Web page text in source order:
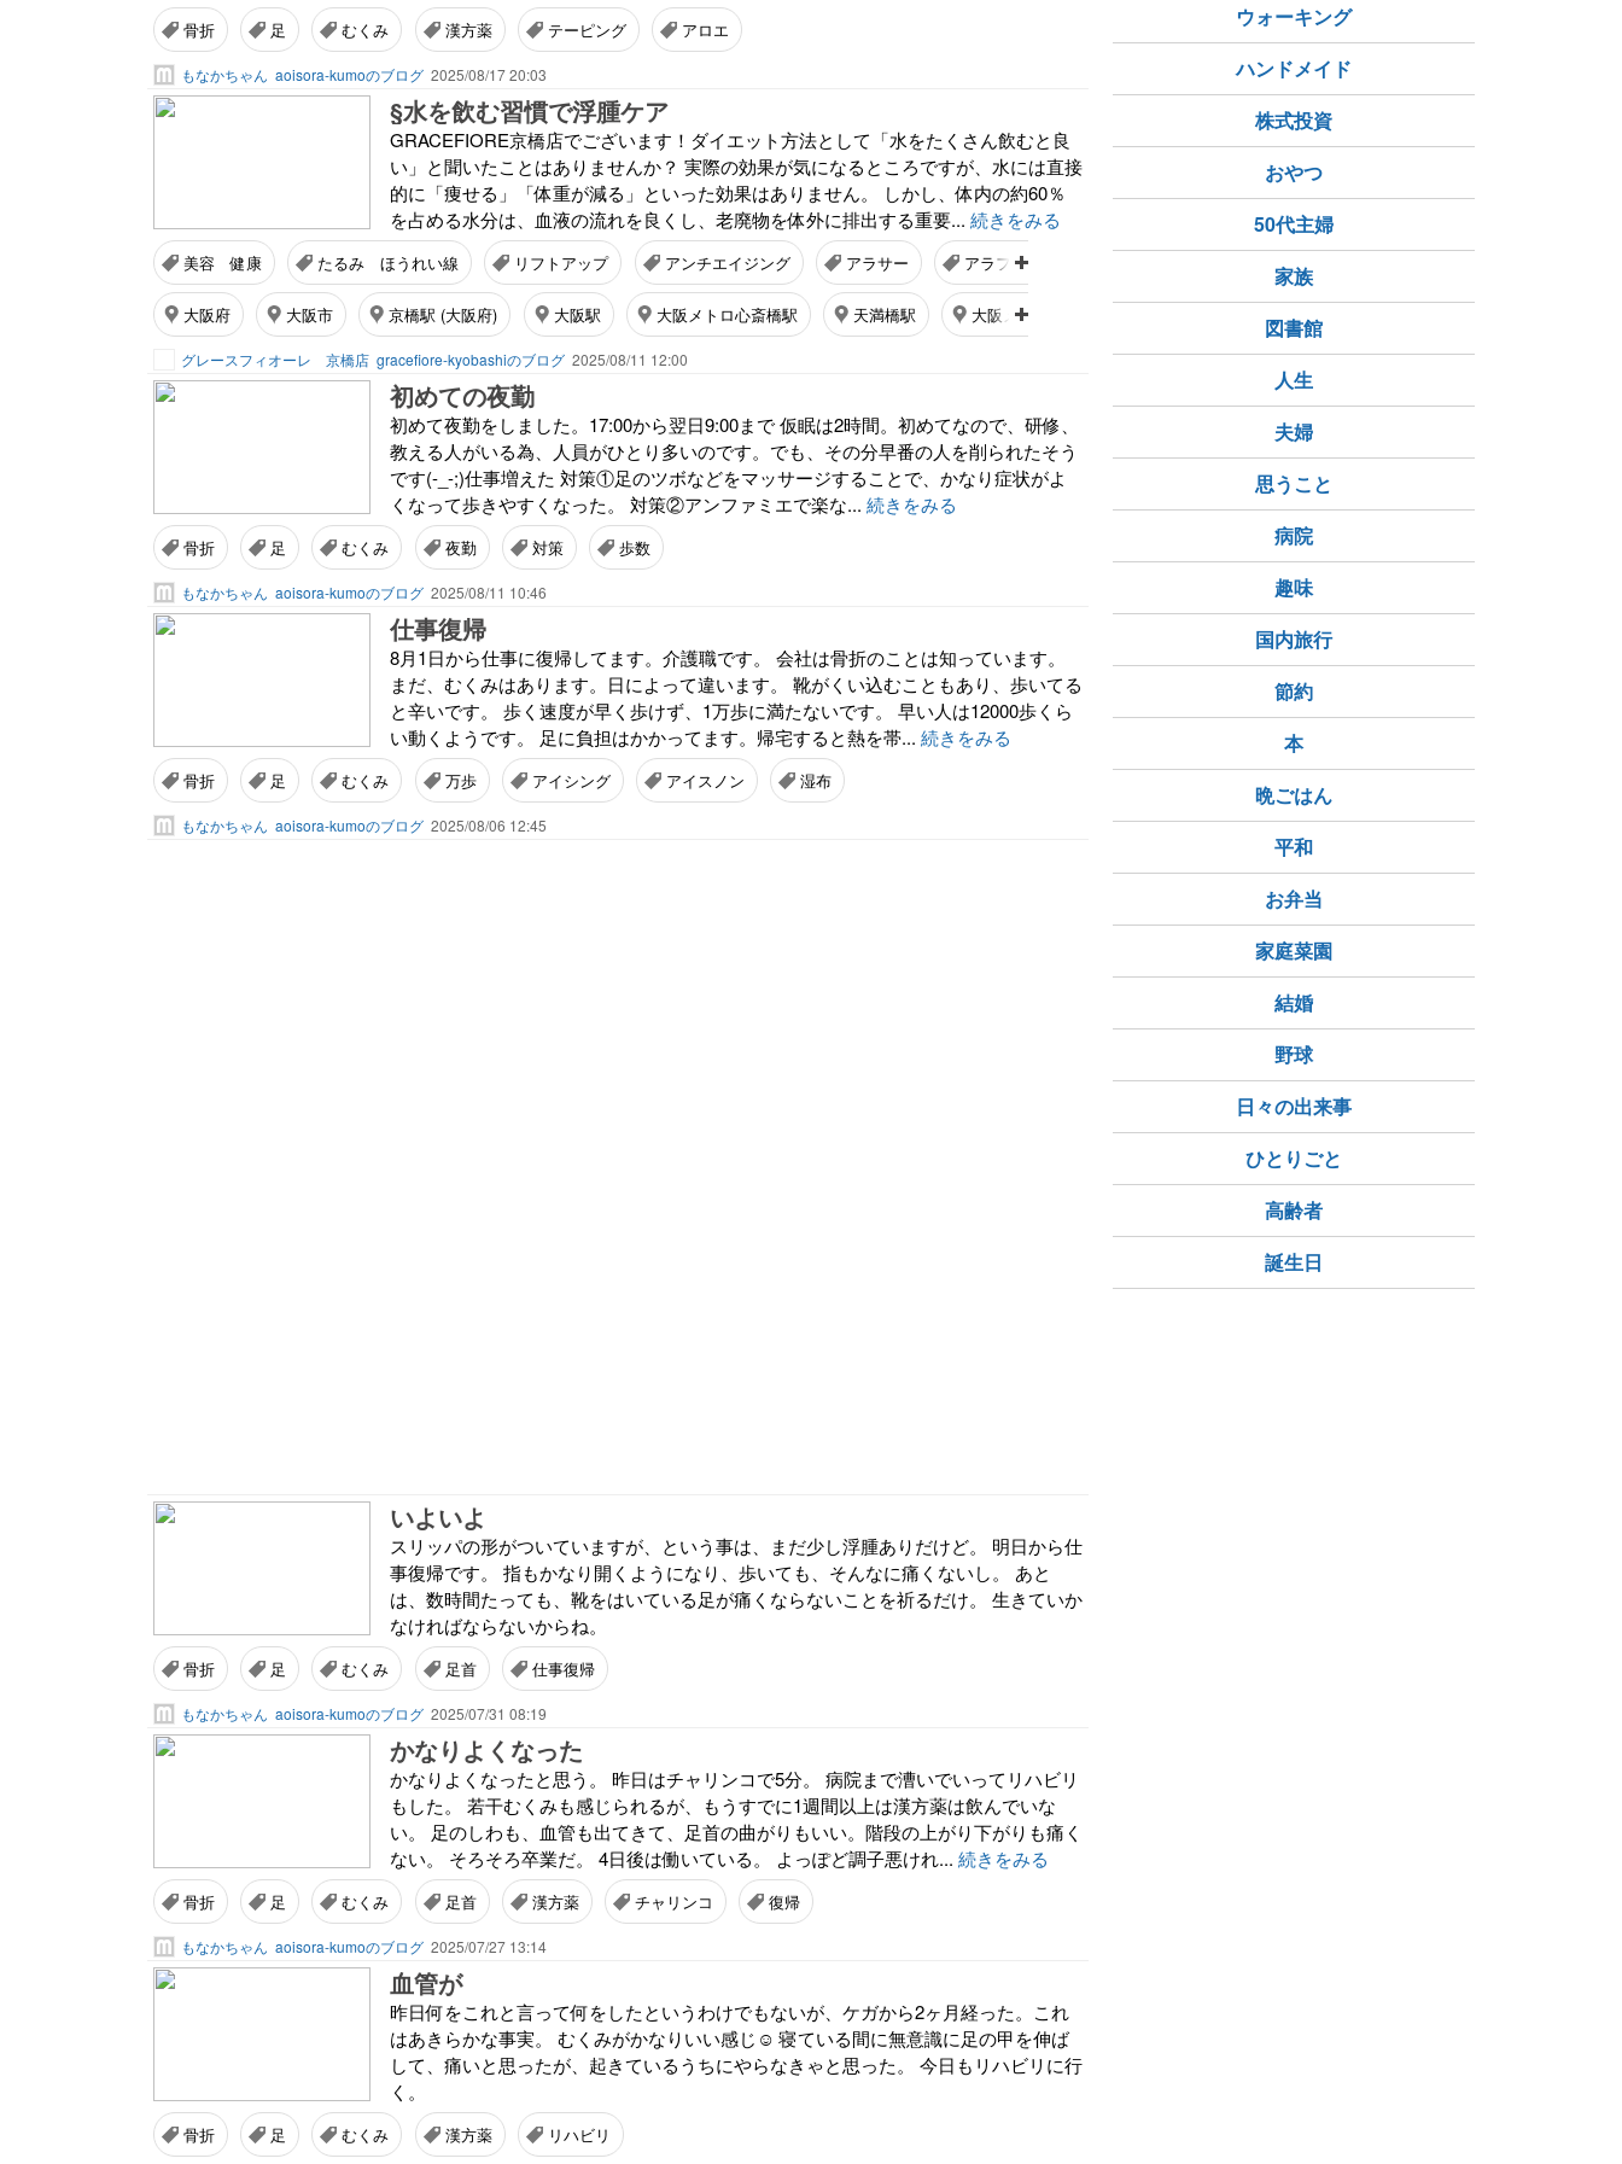
骨折 足 むくみ 漢方薬 テーピング アロエ
もなかちゃん aoisora-kumoのブログ 2025/08/17 20:03
§水を飲む習慣で浮腫ケア
GRACEFIORE京橋店でございます！ダイエット方法として「水をたくさん飲むと良
い」と聞いたことはありませんか？ 実際の効果が気になるところですが、水には直接
的に「痩せる」「体重が減る」といった効果はありません。 しかし、体内の約60％
を占める水分は、血液の流れを良くし、老廃物を体外に排出する重要... 続きをみる
美容 健康 たるみ ほうれい線 リフトアップ アンチエイジング アラサー アラフォー 若返り
大阪府 大阪市 京橋駅 (大阪府) 大阪駅 大阪メトロ心斎橋駅 天満橋駅 大阪メトロ大阪ビジネスパーク駅 枚方市
グレースフィオーレ 京橋店 gracefiore-kyobashiのブログ 2025/08/11 12:00
初めての夜勤
初めて夜勤をしました。17:00から翌日9:00まで 仮眠は2時間。初めてなので、研修、
教える人がいる為、人員がひとり多いのです。でも、その分早番の人を削られたそう
です(-_-;)仕事増えた 対策①足のツボなどをマッサージすることで、かなり症状がよ
くなって歩きやすくなった。 対策②アンファミエで楽な... 続きをみる
骨折 足 むくみ 夜勤 対策 歩数
もなかちゃん aoisora-kumoのブログ 2025/08/11 10:46
仕事復帰
8月1日から仕事に復帰してます。介護職です。 会社は骨折のことは知っています。
まだ、むくみはあります。日によって違います。 靴がくい込むこともあり、歩いてる
と辛いです。 歩く速度が早く歩けず、1万歩に満たないです。 早い人は12000歩くら
い動くようです。 足に負担はかかってます。帰宅すると熱を帯... 続きをみる
骨折 足 むくみ 万歩 アイシング アイスノン 湿布
もなかちゃん aoisora-kumoのブログ 2025/08/06 12:45
いよいよ
スリッパの形がついていますが、という事は、まだ少し浮腫ありだけど。 明日から仕
事復帰です。 指もかなり開くようになり、歩いても、そんなに痛くないし。 あと
は、数時間たっても、靴をはいている足が痛くならないことを祈るだけ。 生きていか
なければならないからね。
骨折 足 むくみ 足首 仕事復帰
もなかちゃん aoisora-kumoのブログ 2025/07/31 08:19
かなりよくなった
かなりよくなったと思う。 昨日はチャリンコで5分。 病院まで漕いでいってリハビリ
もした。 若干むくみも感じられるが、もうすでに1週間以上は漢方薬は飲んでいな
い。 足のしわも、血管も出てきて、足首の曲がりもいい。階段の上がり下がりも痛く
ない。 そろそろ卒業だ。 4日後は働いている。 よっぽど調子悪けれ... 続きをみる
骨折 足 むくみ 足首 漢方薬 チャリンコ 復帰
もなかちゃん aoisora-kumoのブログ 2025/07/27 13:14
血管が
昨日何をこれと言って何をしたというわけでもないが、ケガから2ヶ月経った。これ
はあきらかな事実。 むくみがかなりいい感じ☺️ 寝ている間に無意識に足の甲を伸ば
して、痛いと思ったが、起きているうちにやらなきゃと思った。 今日もリハビリに行
く。
骨折 足 むくみ 漢方薬 リハビリ
ウォーキング
ハンドメイド
株式投資
おやつ
50代主婦
家族
図書館
人生
夫婦
思うこと
病院
趣味
国内旅行
節約
本
晩ごはん
平和
お弁当
家庭菜園
結婚
野球
日々の出来事
ひとりごと
高齢者
誕生日